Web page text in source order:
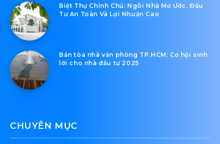
Biệt Thự Chính Chủ: Ngôi Nhà Mơ Ước, Đầu
Tư An Toàn Và Lợi Nhuận Cao
Bán tòa nhà văn phòng TP.HCM: Cơ hội sinh
lời cho nhà đầu tư 2025
CHUYÊN MỤC